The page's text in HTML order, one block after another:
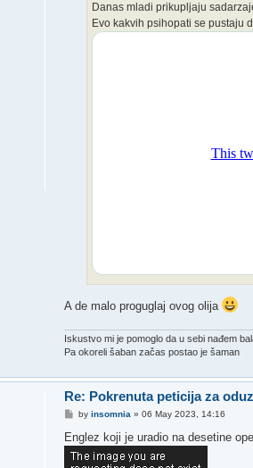
Danas mladi prikupljaju
Evo kakvih psihopati se pustaju
A de malo proguglaj ovog olija
Iskustvo mi je pomoglo da u sebi nađem
Pa okoreli šaban začas postao je šaman
Re: Pokrenuta peticija za
P
s
t
byinsomnia »06 May 2023, 14:16
Englez koji je uradio na desetine